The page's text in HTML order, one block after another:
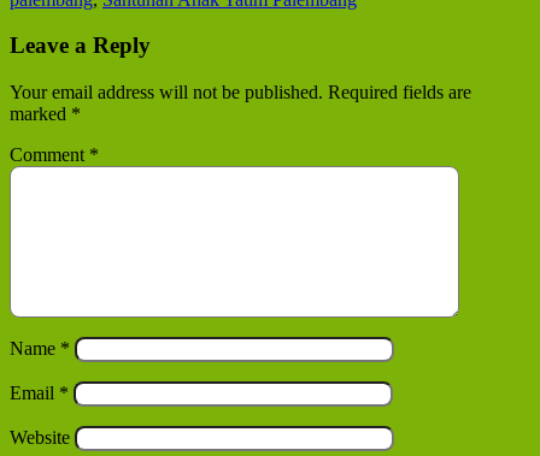
Leave a Reply
Your email address will not be published. Required fields are
marked *
Comment *
Name *
Email *
Website